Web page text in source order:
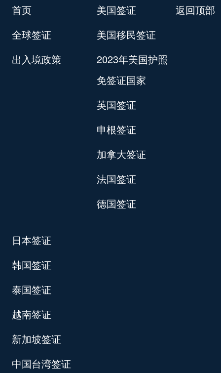
返回顶部
首页
全球签证
出入境政策
美国签证
美国移民签证
2023年美国护照
免签证国家
英国签证
申根签证
加拿大签证
法国签证
德国签证
日本签证
韩国签证
泰国签证
越南签证
新加坡签证
中国台湾签证